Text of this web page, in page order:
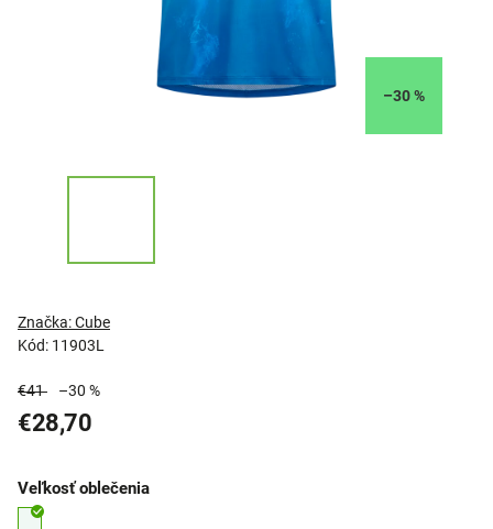
–30 %
Kód: 11903L
Značka:Cube
€41 –30 %
€28,70
Veľkosť oblečenia